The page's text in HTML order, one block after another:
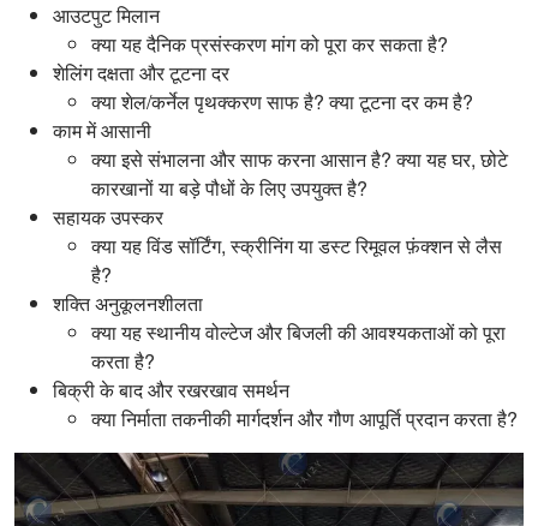
आउटपुट मिलान
क्या यह दैनिक प्रसंस्करण मांग को पूरा कर सकता है?
शेलिंग दक्षता और टूटना दर
क्या शेल/कर्नेल पृथक्करण साफ है? क्या टूटना दर कम है?
काम में आसानी
क्या इसे संभालना और साफ करना आसान है? क्या यह घर, छोटे
कारखानों या बड़े पौधों के लिए उपयुक्त है?
सहायक उपस्कर
क्या यह विंड सॉर्टिंग, स्क्रीनिंग या डस्ट रिमूवल फ़ंक्शन से लैस
है?
शक्ति अनुकूलनशीलता
क्या यह स्थानीय वोल्टेज और बिजली की आवश्यकताओं को पूरा
करता है?
बिक्री के बाद और रखरखाव समर्थन
क्या निर्माता तकनीकी मार्गदर्शन और गौण आपूर्ति प्रदान करता है?